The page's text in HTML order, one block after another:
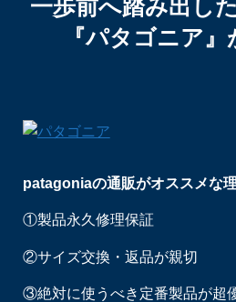
一歩前へ踏み出し
『パタゴニア
patagoniaの通販がオススメな理
①製品永久修理保証
②サイズ交換・返品が親切
③絶対に使うべき定番製品が超